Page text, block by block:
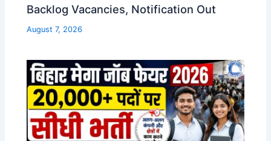
Backlog Vacancies, Notification Out
August 7, 2026